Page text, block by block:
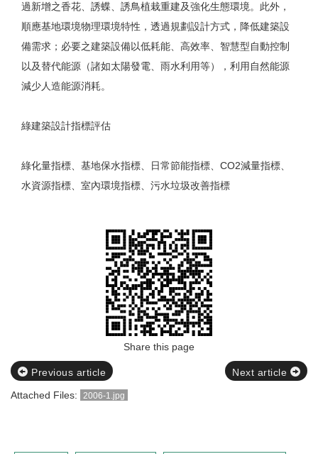
過新增之香花、誘蝶、誘鳥植栽重建及強化生態環境。此外，
順應基地環境物理環境特性，透過規劃設計方式，降低建築設
備需求；必要之建築設備以低耗能、高效率、智慧型自動控制
以及替代能源（諸如太陽發電、雨水利用等），利用自然能源
減少人造能源消耗。
綠建築設計指標評估
綠化量指標、基地保水指標、日常節能指標、CO2減量指標、
水資源指標、室內環境指標、污水垃圾改善指標
Share this page
Previous article
Next article
Attached Files:
2006-1.jpg